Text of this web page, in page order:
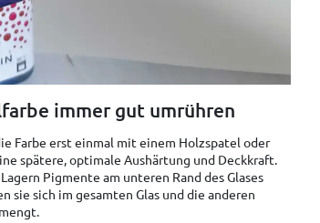
immer gut umrühren
Farbe erst einmal mit einem Holzspatel oder
spätere, optimale Aushärtung und Deckkraft.
Pigmente am unteren Rand des Glases
sie sich im gesamten Glas und die anderen